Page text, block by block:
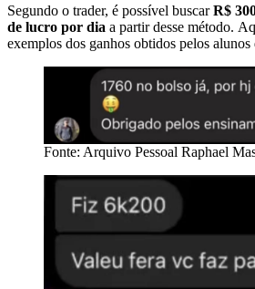
Segundo o trader, é possível buscarR$
de lucro por dia a partir desse método.
exemplos dos ganhos obtidos pelos alunos
Fonte: Arquivo Pessoal Raphael